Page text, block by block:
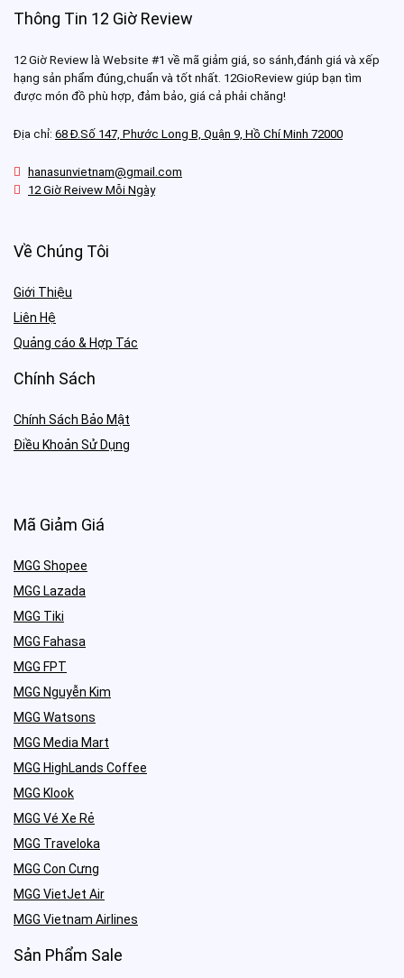
Thông Tin 12 Giờ Review
12 Giờ Review là Website #1 về mã giảm giá, so sánh,đánh giá và xếp
hạng sản phẩm đúng,chuẩn và tốt nhất. 12GioReview giúp bạn tìm
được món đồ phù hợp, đảm bảo, giá cả phải chăng!
Địa chỉ: 68 Đ.Số 147, Phước Long B, Quận 9, Hồ Chí Minh 72000
hanasunvietnam@gmail.com
12 Giờ Reivew Mỗi Ngày
Về Chúng Tôi
Giới Thiệu
Liên Hệ
Quảng cáo & Hợp Tác
Chính Sách
Chính Sách Bảo Mật
Điều Khoản Sử Dụng
Mã Giảm Giá
MGG Shopee
MGG Lazada
MGG Tiki
MGG Fahasa
MGG FPT
MGG Nguyễn Kim
MGG Watsons
MGG Media Mart
MGG HighLands Coffee
MGG Klook
MGG Vé Xe Rẻ
MGG Traveloka
MGG Con Cưng
MGG VietJet Air
MGG Vietnam Airlines
Sản Phẩm Sale